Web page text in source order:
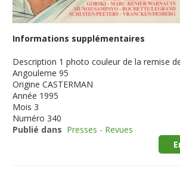
Informations supplémentaires
Description 1 photo couleur de la remise
Angouleme 95
Origine CASTERMAN
Année 1995
Mois 3
Numéro 340
Publié dans Presses - Revues